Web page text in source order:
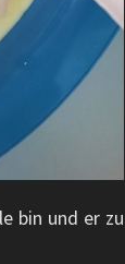
bin und er zu